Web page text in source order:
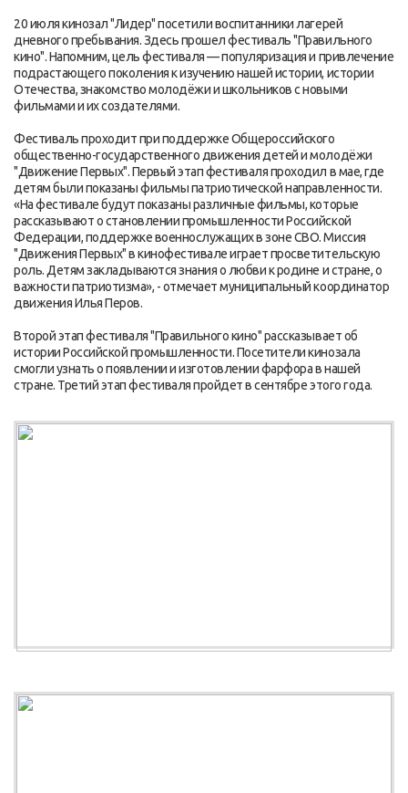
20 июля кинозал "Лидер" посетили воспитанники лагерей
дневного пребывания. Здесь прошел фестиваль "Правильного
кино". Напомним, цель фестиваля — популяризация и привлечение
подрастающего поколения к изучению нашей истории, истории
Отечества, знакомство молодёжи и школьников с новыми
фильмами и их создателями.
Фестиваль проходит при поддержке Общероссийского
общественно-государственного движения детей и молодёжи
"Движение Первых". Первый этап фестиваля проходил в мае, где
детям были показаны фильмы патриотической направленности.
«На фестивале будут показаны различные фильмы, которые
рассказывают о становлении промышленности Российской
Федерации, поддержке военнослужащих в зоне СВО. Миссия
"Движения Первых" в кинофестивале играет просветительскую
роль. Детям закладываются знания о любви к родине и стране, о
важности патриотизма», - отмечает муниципальный координатор
движения Илья Перов.
Второй этап фестиваля "Правильного кино" рассказывает об
истории Российской промышленности. Посетители кинозала
смогли узнать о появлении и изготовлении фарфора в нашей
стране. Третий этап фестиваля пройдет в сентябре этого года.